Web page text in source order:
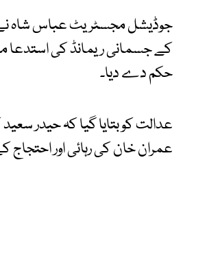
جوڈیشل مجسٹریٹ عباس شاہ
کے جسمانی ریمانڈ کی استدعا
حکم دے دیا۔
عدالت کو بتایا گیا کہ حیدر
عمران خان کی رہائی اور